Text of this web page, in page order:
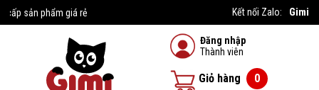
sản phẩm giá rẻ Kết nối Zalo: Gimi
Đăng nhập
Thành viên
Giỏ hàng 0